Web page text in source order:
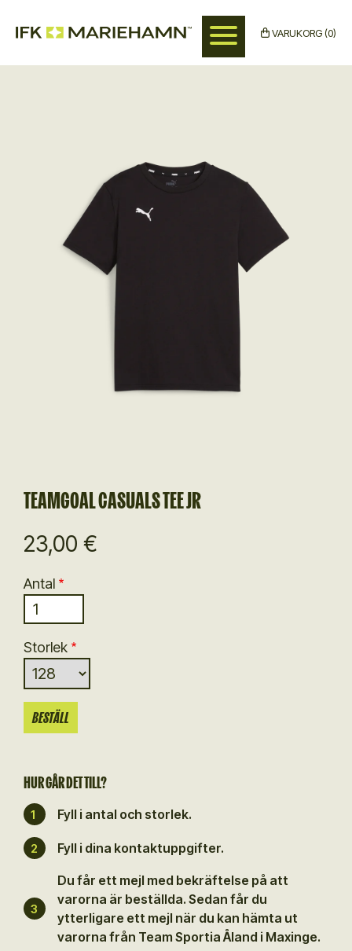
VARUKORG (0)
TEAMGOAL CASUALS TEE JR
23,00 €
Antal
Storlek
HUR GÅR DET TILL?
1 Fyll i antal och storlek.
2 Fyll i dina kontaktuppgifter.
3
Du får ett mejl med bekräftelse på att
varorna är beställda. Sedan får du
ytterligare ett mejl när du kan hämta ut
varorna från Team Sportia Åland i Maxinge.